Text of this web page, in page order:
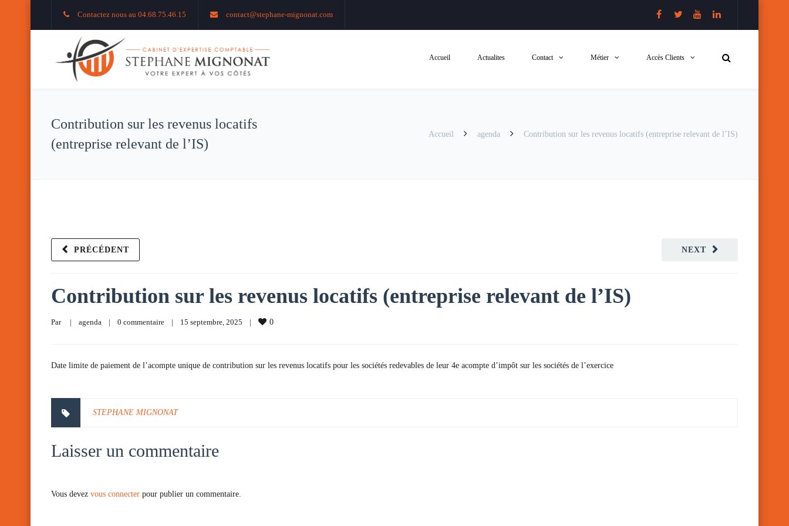
Contactez nous au 04.68.75.46.15 contact@stephane-mignonat.com
Accueil Actualites Contact Métier Accès Clients
Contribution sur les revenus locatifs
(entreprise relevant de l’IS)
Accueil agenda Contribution sur les revenus locatifs (entreprise relevant de l’IS)
NEXT
PRÉCÉDENT
Contribution sur les revenus locatifs (entreprise relevant de l’IS)
Par | agenda | 0 commentaire | 15 septembre, 2025 | 0
Date limite de paiement de l’acompte unique de contribution sur les revenus locatifs pour les sociétés redevables de leur 4e acompte d’impôt sur les sociétés de l’exercice
STEPHANE MIGNONAT
Laisser un commentaire
Vous devez vous connecter pour publier un commentaire.